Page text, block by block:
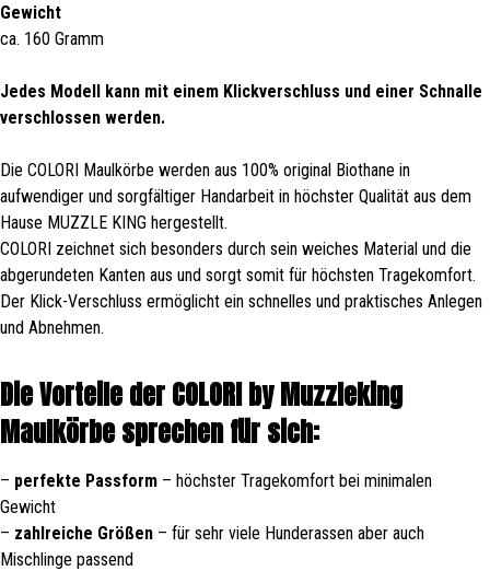
Gewicht
ca. 160 Gramm
Jedes Modell kann mit einem Klickverschluss und einer Schnalle
verschlossen werden.
Die COLORI Maulkörbe werden aus 100% original Biothane in
aufwendiger und sorgfältiger Handarbeit in höchster Qualität aus dem
Hause MUZZLE KING hergestellt.
COLORI zeichnet sich besonders durch sein weiches Material und die
abgerundeten Kanten aus und sorgt somit für höchsten Tragekomfort.
Der Klick-Verschluss ermöglicht ein schnelles und praktisches Anlegen
und Abnehmen.
Die Vorteile der COLORI by Muzzleking
Maulkörbe sprechen für sich:
– perfekte Passform – höchster Tragekomfort bei minimalen
Gewicht
– zahlreiche Größen – für sehr viele Hunderassen aber auch
Mischlinge passend